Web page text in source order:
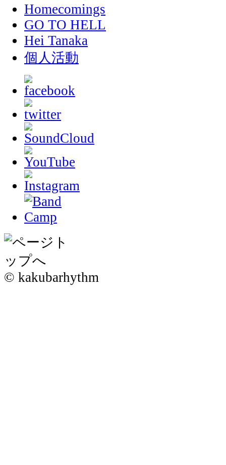
Homecomings
GO TO HELL
Hei Tanaka
個人活動
© kakubarhythm